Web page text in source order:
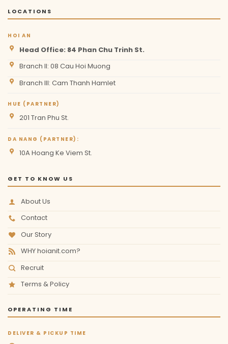
LOCATIONS
HOI AN
Head Office: 84 Phan Chu Trinh St.
Branch II: 08 Cau Hoi Muong
Branch III: Cam Thanh Hamlet
HUE (PARTNER)
201 Tran Phu St.
DA NANG (PARTNER):
10A Hoang Ke Viem St.
GET TO KNOW US
About Us
Contact
Our Story
WHY hoianit.com?
Recruit
Terms & Policy
OPERATING TIME
DELIVER & PICKUP TIME